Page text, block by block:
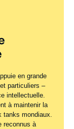
en grande
particuliers –
intellectuelle.
à maintenir la
tanks mondiaux.
reconnus à